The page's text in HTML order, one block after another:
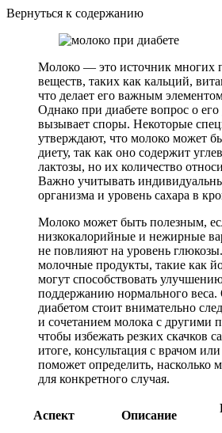
Вернуться к содержанию
Молоко — это источник многих
веществ, таких как кальций,
что делает его важным
Однако при диабете вопрос о
вызывает споры. Некоторые
утверждают, что молоко может
диету, так как оно содержит
лактозы, но их количество
Важно учитывать
организма и уровень сахара в
Молоко может быть полезным,
низкокалорийные и нежирные
не повлияют на уровень
молочные продукты, такие как
могут способствовать
поддержанию нормального
диабетом стоит внимательно
и сочетанием молока с другими
чтобы избежать резких скачков
итоге, консультация с врачом
поможет определить, насколько
для конкретного случая.
Аспект Описание